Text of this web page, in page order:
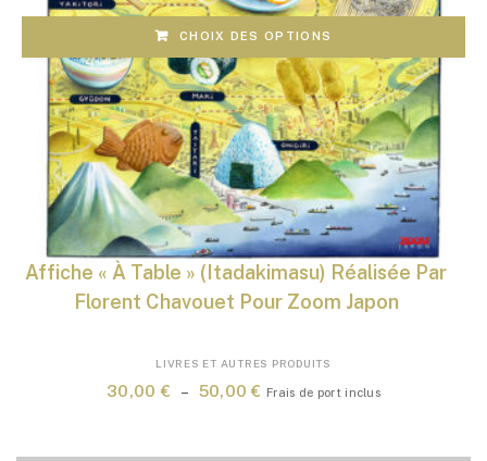
CHOIX DES OPTIONS
variations.
Affiche « À Table » (Itadakimasu) Réalisée Par
Florent Chavouet Pour Zoom Japon
LIVRES ET AUTRES PRODUITS
30,00€ – 50,00€ Plage
Frais de port inclus